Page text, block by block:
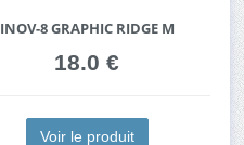
INOV-8 GRAPHIC RIDGE M
18.0 €
Voir le produit